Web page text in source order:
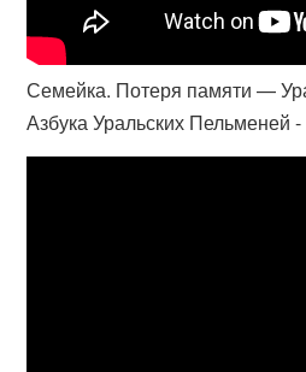
Семейка. Потеря памяти —
Азбука Уральских Пельменей